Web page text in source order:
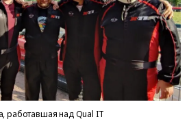
работавшая над Qual IT